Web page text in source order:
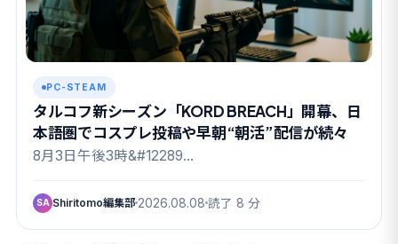
PC-STEAM
タルコフ新シーズン「KORD BREACH」開幕、日
本語圏でコスプレ投稿や早朝“朝活”配信が続々
8月3日午後3時&#12289…
SA Shiritomo編集部 2026.08.08 読了 8 分